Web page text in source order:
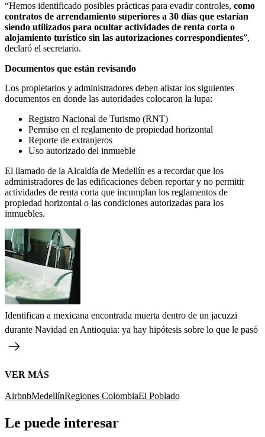
“Hemos identificado posibles prácticas para evadir controles, como
contratos de arrendamiento superiores a 30 días que estarían
siendo utilizados para ocultar actividades de renta corta o
alojamiento turístico sin las autorizaciones correspondientes”,
declaró el secretario.
Documentos que están revisando
Los propietarios y administradores deben alistar los siguientes
documentos en donde las autoridades colocaron la lupa:
Registro Nacional de Turismo (RNT)
Permiso en el reglamento de propiedad horizontal
Reporte de extranjeros
Uso autorizado del inmueble
El llamado de la Alcaldía de Medellín es a recordar que los
administradores de las edificaciones deben reportar y no permitir
actividades de renta corta que incumplan los reglamentos de
propiedad horizontal o las condiciones autorizadas para los
inmuebles.
Identifican a mexicana encontrada muerta dentro de un jacuzzi
durante Navidad en Antioquia: ya hay hipótesis sobre lo que le pasó
VER MÁS
AirbnbMedellínRegiones ColombiaEl Poblado
Le puede interesar